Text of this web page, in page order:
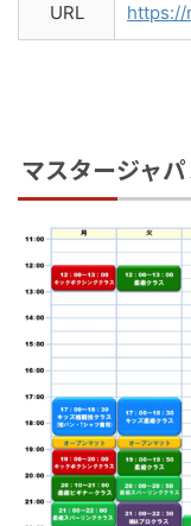
URL https://
マスタージャ